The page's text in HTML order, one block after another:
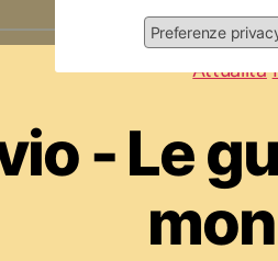
Preferenze
Attualità
- Le